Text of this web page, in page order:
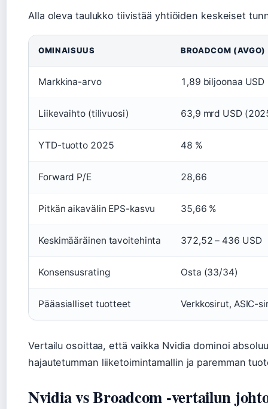
Alla oleva taulukko tiivistää yhtiöiden keskeiset
OMINAISUUS BROADCOM (AVGO)
Markkina-arvo 1,89 biljoonaa USD
Liikevaihto (tilivuosi) 63,9 mrd USD
YTD-tuotto 2025 48 %
Forward P/E 28,66
Pitkän aikavälin EPS-kasvu 35,66 %
Keskimääräinen tavoitehinta 372,52 – 436 USD
Konsensusrating Osta (33/34)
Pääasialliset tuotteet Verkkosirut, ASIC-
Vertailu osoittaa, että vaikka Nvidia dominoi
hajautetumman liiketoimintamallin ja paremman
Nvidia vs Broadcom -vertailun